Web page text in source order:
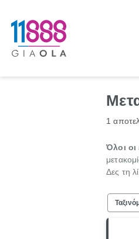
1
Όλοι οι
Δες τη